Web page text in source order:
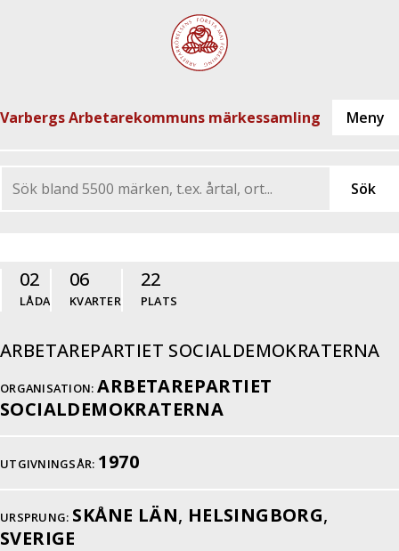
Varbergs Arbetarekommuns märkessamling
02
LÅDA
06
KVARTER
22
PLATS
ARBETAREPARTIET SOCIALDEMOKRATERNA
ORGANISATION: ARBETAREPARTIET
SOCIALDEMOKRATERNA
UTGIVNINGSÅR: 1970
URSPRUNG: SKÅNE LÄN, HELSINGBORG,
SVERIGE